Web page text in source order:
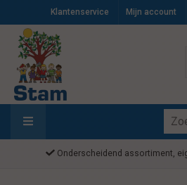
Klantenservice Mijn account
Onderscheidend assortiment,